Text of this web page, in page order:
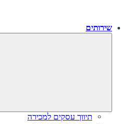
שירותים
תיווך עסקים למכירה